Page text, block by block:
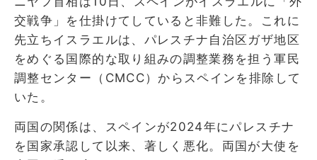
交戦争」を仕掛けてしていると非難した。これに
先立ちイスラエルは、パレスチナ自治区ガザ地区
をめぐる国際的な取り組みの調整業務を担う軍民
調整センター（CMCC）からスペインを排除して
いた。
両国の関係は、スペインが2024年にパレスチナ
を国家承認して以来、著しく悪化。両国が大使を